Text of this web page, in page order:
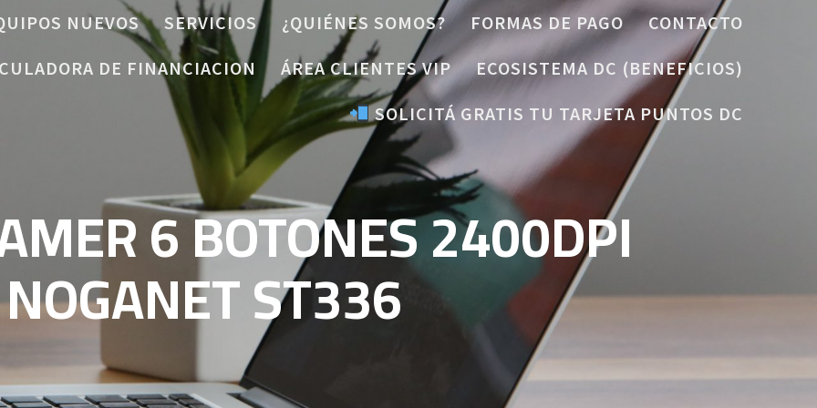
NUEVOS SERVICIOS ¿QUIÉNES SOMOS? FORMAS DE PAGO
CONTACTO
DE FINANCIACION
ÁREA CLIENTES VIP
ECOSISTEMA DC (BENEFICIOS)
SOLICITÁ GRATIS TU TARJETA PUNTOS DC
6 BOTONES 2400DPI
NOGANET ST336